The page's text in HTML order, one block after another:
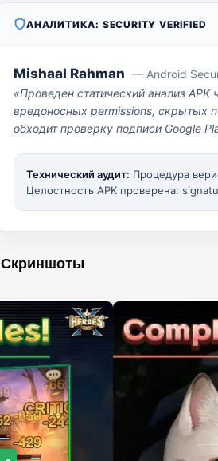
АНАЛИТИКА: SECURITY VERIFIED
Mishaal Rahman — Android
«Проведен статический анализ
вредоносных permissions, скрытых
обходит проверку подписи Google
Технический аудит: Процедура
Целостность APK проверена:
Скриншоты